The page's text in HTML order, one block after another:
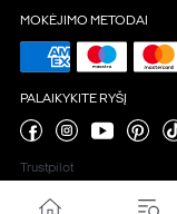
MOKĖJIMO METODAI
PALAIKYKITE RYŠĮ
Trustpilot